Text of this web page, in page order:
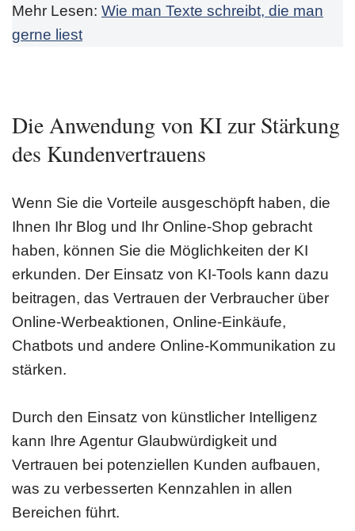
Mehr Lesen: Wie man Texte schreibt, die man
gerne liest
Die Anwendung von KI zur Stärkung
des Kundenvertrauens
Wenn Sie die Vorteile ausgeschöpft haben, die
Ihnen Ihr Blog und Ihr Online-Shop gebracht
haben, können Sie die Möglichkeiten der KI
erkunden. Der Einsatz von KI-Tools kann dazu
beitragen, das Vertrauen der Verbraucher über
Online-Werbeaktionen, Online-Einkäufe,
Chatbots und andere Online-Kommunikation zu
stärken.
Durch den Einsatz von künstlicher Intelligenz
kann Ihre Agentur Glaubwürdigkeit und
Vertrauen bei potenziellen Kunden aufbauen,
was zu verbesserten Kennzahlen in allen
Bereichen führt.